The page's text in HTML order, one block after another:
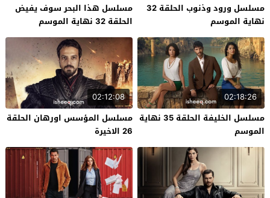
مسلسل ورود وذنوب الحلقة 32
نهاية الموسم
مسلسل هذا البحر سوف يفيض
الحلقة 32 نهاية الموسم
02:18:26
مسلسل الخليفة الحلقة 35 نهاية
الموسم
02:12:08
مسلسل المؤسس اورهان الحلقة
26 الاخيرة